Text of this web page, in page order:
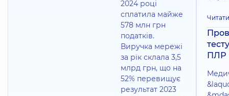
2024 році
сплатила майже
578 млн грн
податків.
Виручка мережі
за рік склала 3,5
млрд грн, що на
52% перевищує
результат 2023
ПЛР